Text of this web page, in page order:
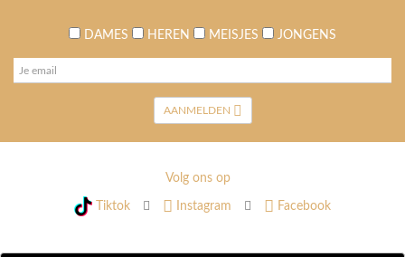
DAMES HEREN MEISJES JONGENS
AANMELDEN
Volg ons op
Tiktok Instagram Facebook